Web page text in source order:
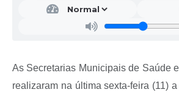
As Secretarias Municipais de Saúde
realizaram na última sexta-feira (11)